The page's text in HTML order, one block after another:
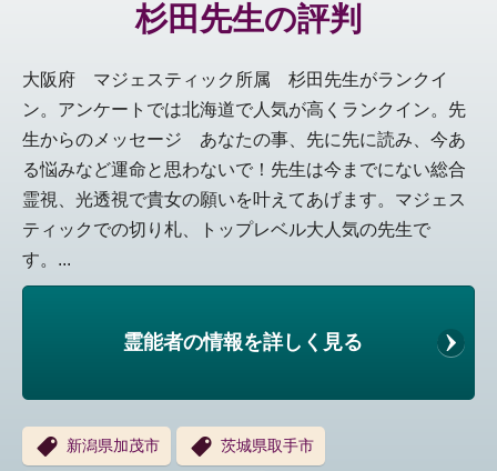
杉田先生の評判
大阪府 マジェスティック所属 杉田先生がランクイ
ン。アンケートでは北海道で人気が高くランクイン。先
生からのメッセージ あなたの事、先に先に読み、今あ
る悩みなど運命と思わないで！先生は今までにない総合
霊視、光透視で貴女の願いを叶えてあげます。マジェス
ティックでの切り札、トップレベル大人気の先生で
す。...
霊能者の情報を詳しく見る
新潟県加茂市 茨城県取手市